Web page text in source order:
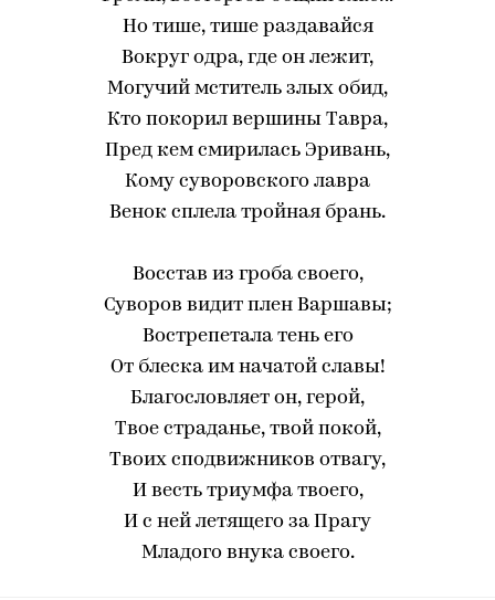
Но тише, тише раздавайся
Вокруг одра, где он лежит,
Могучий мститель злых обид,
Кто покорил вершины Тавра,
Пред кем смирилась Эривань,
Кому суворовского лавра
Венок сплела тройная брань.
Восстав из гроба своего,
Суворов видит плен Варшавы;
Вострепетала тень его
От блеска им начатой славы!
Благословляет он, герой,
Твое страданье, твой покой,
Твоих сподвижников отвагу,
И весть триумфа твоего,
И с ней летящего за Прагу
Младого внука своего.